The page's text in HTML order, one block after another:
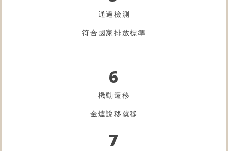
通過檢測
符合國家排放標準
6
機動遷移
金爐說移就移
7